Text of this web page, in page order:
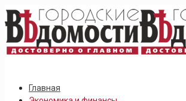
Главная